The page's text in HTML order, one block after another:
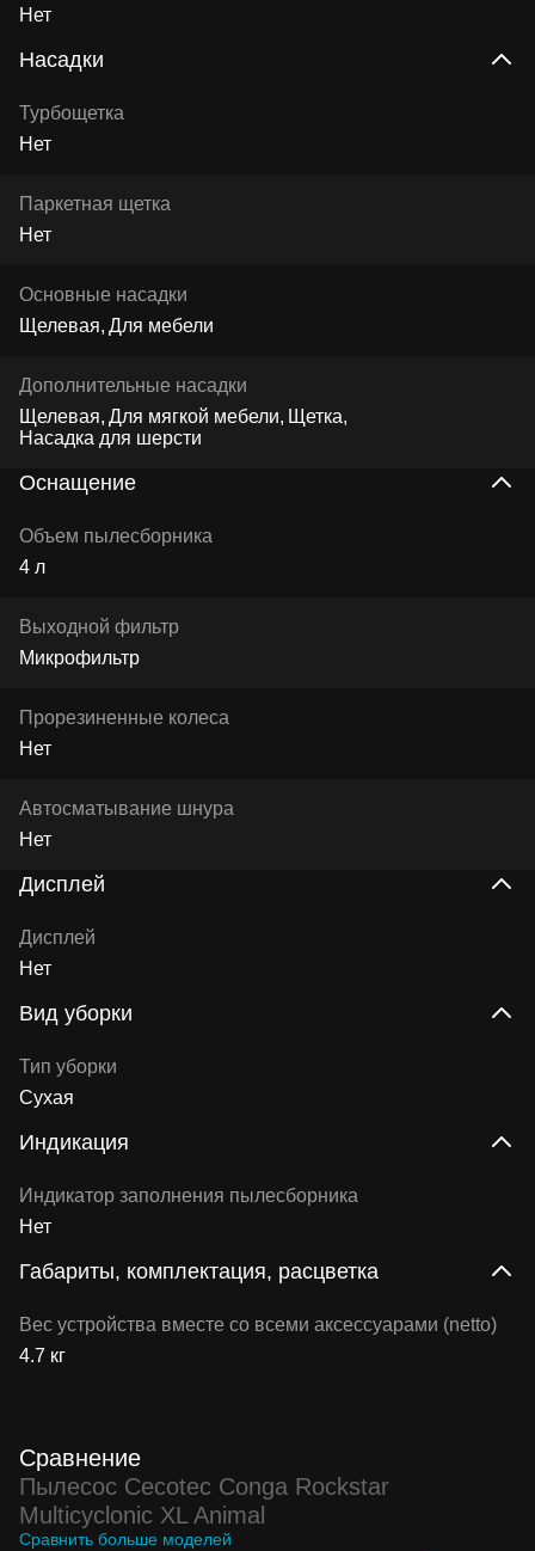
Нет
Насадки
Турбощетка
Нет
Паркетная щетка
Нет
Основные насадки
Щелевая Для мебели
Дополнительные насадки
Щелевая Для мягкой мебели
Щетка
Насадка для шерсти
Оснащение
Объем пылесборника
4 л
Выходной фильтр
Микрофильтр
Прорезиненные колеса
Нет
Автосматывание шнура
Нет
Дисплей
Дисплей
Нет
Вид уборки
Тип уборки
Сухая
Индикация
Индикатор заполнения пылесборника
Нет
Габариты, комплектация, расцветка
Вес устройства вместе со всеми аксессуарами (netto)
4.7 кг
Сравнение
Пылесос Cecotec Conga Rockstar
Multicyclonic XL Animal
Сравнить больше моделей